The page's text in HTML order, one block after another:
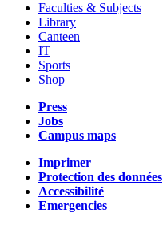
Faculties & Subjects
Library
Canteen
IT
Sports
Shop
Press
Jobs
Campus maps
Imprimer
Protection des données
Accessibilité
Emergencies